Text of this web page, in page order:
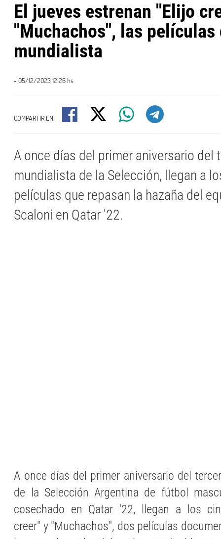
El jueves estrenan "Elijo
"Muchachos", las películas
mundialista
- 05/12/2023 12:26 hs
COMPARTIR EN:
A once días del primer aniversario del
mundialista de la Selección, llegan a
películas que repasan la hazaña del
Scaloni en Qatar '22.
A once días del primer aniversario del
de la Selección Argentina de fútbol
cosechado en Qatar '22, llegan a los
creer" y "Muchachos", dos películas